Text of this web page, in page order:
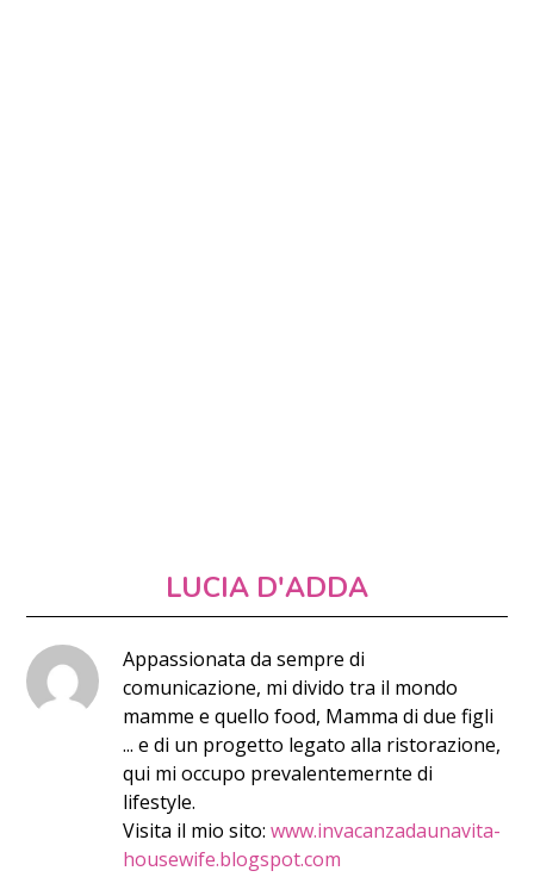
LUCIA D'ADDA
Appassionata da sempre di
comunicazione, mi divido tra il mondo
mamme e quello food, Mamma di due figli
... e di un progetto legato alla ristorazione,
qui mi occupo prevalentemernte di
lifestyle.
Visita il mio sito:www.invacanzadaunavita-
housewife.blogspot.com